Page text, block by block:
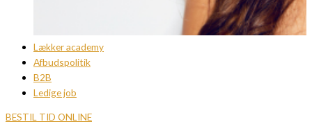
Lækker academy
Afbudspolitik
B2B
Ledige job
BESTIL TID ONLINE